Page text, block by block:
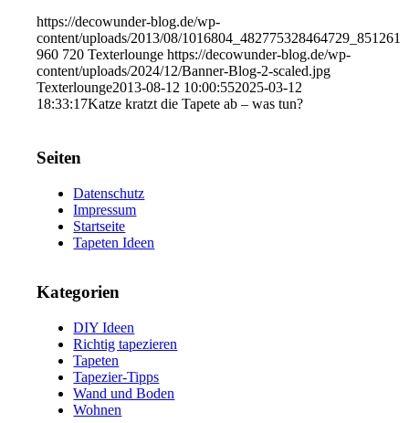
https://decowunder-blog.de/wp-
content/uploads/2013/08/
960 720 Texterlounge https://decowunder-blog.de/wp-
content/uploads/2024/12/Banner-Blog-2-scaled.jpg
Texterlounge2013-08-12 10:00:552025-03-12
18:33:17Katze kratzt die Tapete ab – was tun?
Seiten
Datenschutz
Impressum
Startseite
Tapeten Ideen
Kategorien
DIY Ideen
Richtig tapezieren
Tapeten
Tapezier-Tipps
Wand und Boden
Wohnen